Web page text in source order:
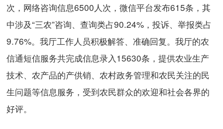
次，网络咨询信息6500人次，微信平台发布615条，其
中涉及“三农”咨询、查询类占90.24%，投诉、举报类占
9.76%。我厅工作人员积极解答、准确回复。我厅的农
信通短信服务共完成信息录入15630条，提供农业生产
技术、农产品的产供销、农村政务管理和农民关注的民
生问题等信息服务，受到农民群众的欢迎和社会各界的
好评。